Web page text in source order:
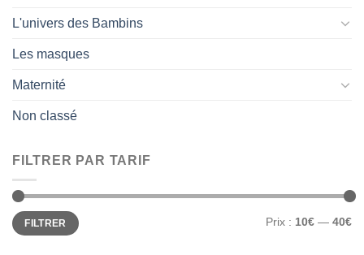
L'univers des Bambins
Les masques
Maternité
Non classé
FILTRER PAR TARIF
Prix
min
Prix
maxFILTRER Prix : 10€ — 40€